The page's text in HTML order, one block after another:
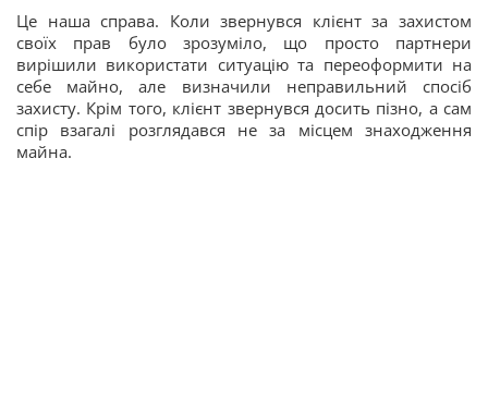
Це наша справа. Коли звернувся клієнт за захистом
своїх прав було зрозуміло, що просто партнери
вирішили використати ситуацію та переоформити на
себе майно, але визначили неправильний спосіб
захисту. Крім того, клієнт звернувся досить пізно, а сам
спір взагалі розглядався не за місцем знаходження
майна.